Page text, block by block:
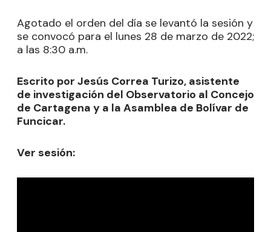
Agotado el orden del día se levantó la sesión y
se convocó para el lunes 28 de marzo de 2022;
a las 8:30 a.m.
Escrito por Jesús Correa Turizo, asistente
de investigación del Observatorio al Concejo
de Cartagena y a la Asamblea de Bolívar de
Funcicar.
Ver sesión: